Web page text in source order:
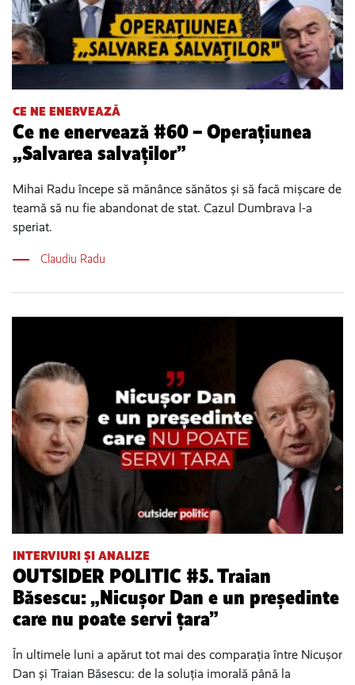
CE NE ENERVEAZĂ
Ce ne enervează #60 – Operațiunea
„Salvarea salvaților”
Mihai Radu începe să mănânce sănătos și să facă mișcare de
teamă să nu fie abandonat de stat. Cazul Dumbrava l-a
speriat.
Claudiu Radu
INTERVIURI ȘI ANALIZE
OUTSIDER POLITIC #5. Traian
Băsescu: „Nicușor Dan e un președinte
care nu poate servi țara”
În ultimele luni a apărut tot mai des comparația între Nicușor
Dan și Traian Băsescu: de la soluția imorală până la